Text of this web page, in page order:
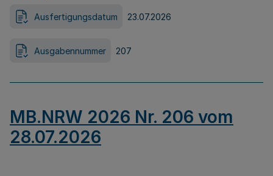
Ausfertigungsdatum 23.07.2026
Ausgabennummer 207
MB.NRW 2026 Nr. 206 vom
28.07.2026